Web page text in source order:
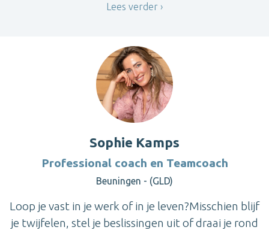
Lees verder
Sophie Kamps
Professional coach en Teamcoach
Beuningen - (GLD)
Loop je vast in je werk of in je leven?Misschien blijf
je twijfelen, stel je beslissingen uit of draai je rond